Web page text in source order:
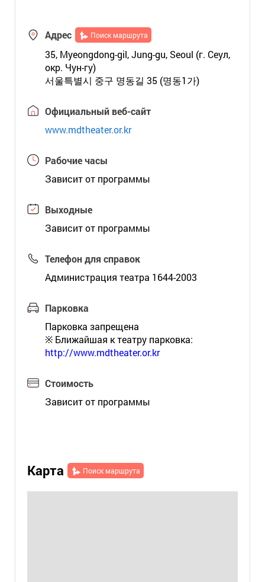
Адрес Поиск маршрута
35, Myeongdong-gil, Jung-gu, Seoul (г. Сеул,
окр. Чун-гу)
서울특별시 중구 명동길 35 (명동1가)
Официальный веб-сайт
www.mdtheater.or.kr
Рабочие часы
Зависит от программы
Выходные
Зависит от программы
Телефон для справок
Администрация театра 1644-2003
Парковка
Парковка запрещена
※ Ближайшая к театру парковка:
http://www.mdtheater.or.kr
Стоимость
Зависит от программы
Карта Поиск маршрута